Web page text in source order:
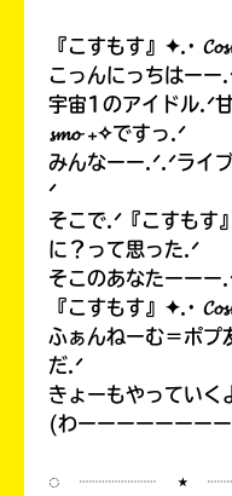
『こすもす』✦.·
こっんにっちはーー
宇宙1のアイドル.ᐟ
𝓼𝓶𝓸 ₊✧ですっ.ᐟ
みんなーー.ᐟ.ᐟライ
ᐟ
そこで.ᐟ『こすもす
に？って思った.ᐟ
そこのあなたーーー
『こすもす』✦.·
ふぁんねーむ＝ポプ
だ.ᐟ
きょーもやっていく
◌ ┈┈┈┈ ⋆